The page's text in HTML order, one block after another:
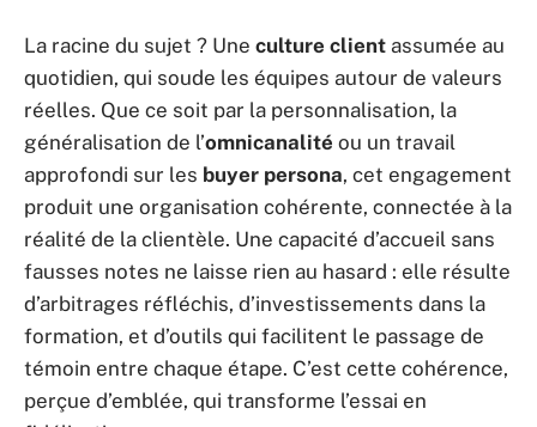
La racine du sujet ? Une culture client assumée au
quotidien, qui soude les équipes autour de valeurs
réelles. Que ce soit par la personnalisation, la
généralisation de l’omnicanalité ou un travail
approfondi sur les buyer persona, cet engagement
produit une organisation cohérente, connectée à la
réalité de la clientèle. Une capacité d’accueil sans
fausses notes ne laisse rien au hasard : elle résulte
d’arbitrages réfléchis, d’investissements dans la
formation, et d’outils qui facilitent le passage de
témoin entre chaque étape. C’est cette cohérence,
perçue d’emblée, qui transforme l’essai en